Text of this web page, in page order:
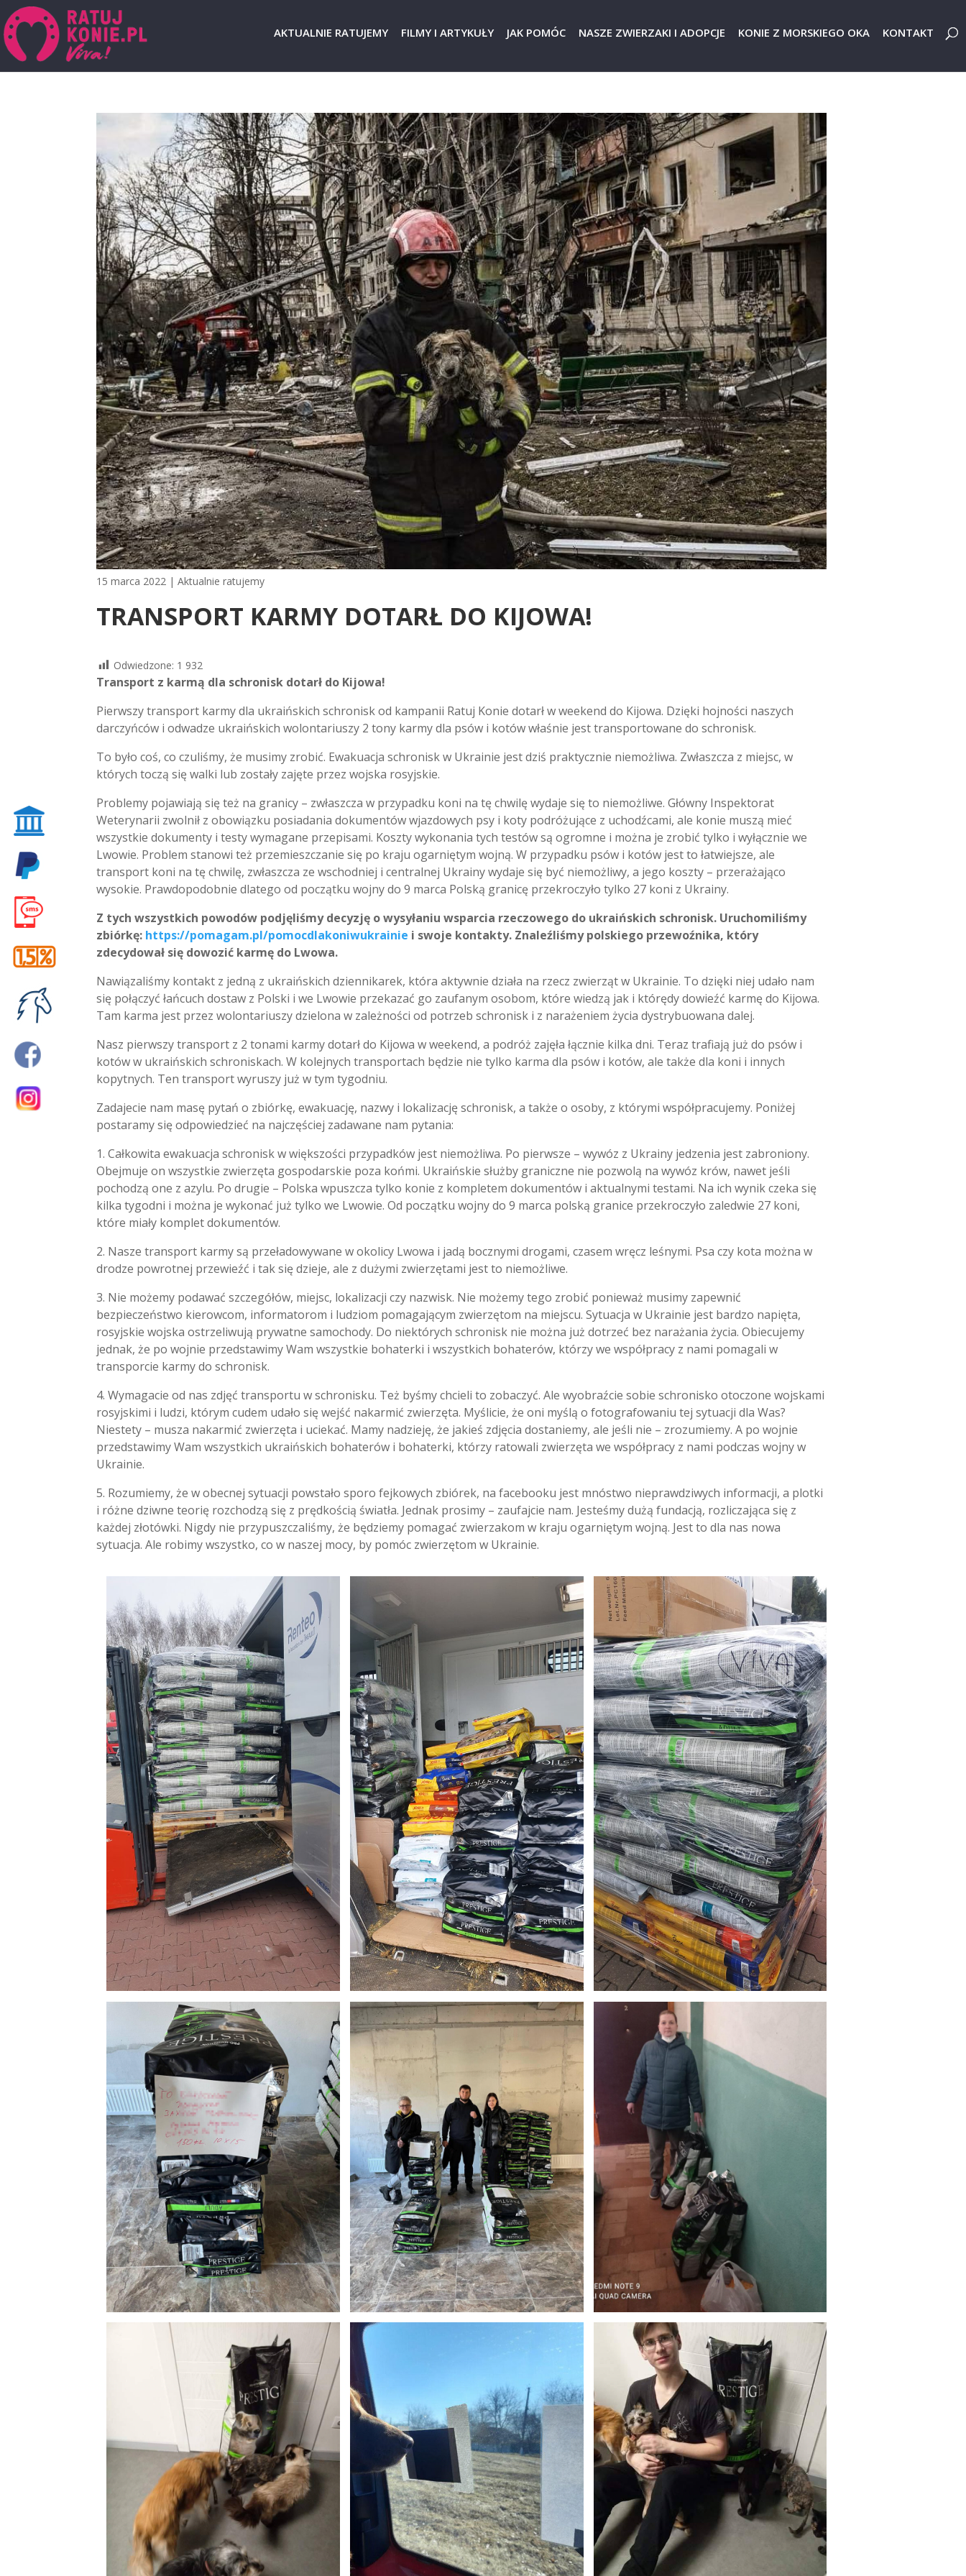
AKTUALNIE RATUJEMY FILMY I ARTYKUŁY JAK POMÓC NASZE ZWIERZAKI I ADOPCJE KONIE Z MORSKIEGO OKA KONTAKT
15 marca 2022 |Aktualnie ratujemy
TRANSPORT KARMY DOTARŁ DO KIJOWA!
Odwiedzone: 1 932
Transport z karmą dla schronisk dotarł do Kijowa!
Pierwszy transport karmy dla ukraińskich schronisk od kampanii Ratuj Konie dotarł w weekend do Kijowa. Dzięki hojności naszych
darczyńców i odwadze ukraińskich wolontariuszy 2 tony karmy dla psów i kotów właśnie jest transportowane do schronisk.
To było coś, co czuliśmy, że musimy zrobić. Ewakuacja schronisk w Ukrainie jest dziś praktycznie niemożliwa. Zwłaszcza z miejsc, w
których toczą się walki lub zostały zajęte przez wojska rosyjskie.
Problemy pojawiają się też na granicy – zwłaszcza w przypadku koni na tę chwilę wydaje się to niemożliwe. Główny Inspektorat
Weterynarii zwolnił z obowiązku posiadania dokumentów wjazdowych psy i koty podróżujące z uchodźcami, ale konie muszą mieć
wszystkie dokumenty i testy wymagane przepisami. Koszty wykonania tych testów są ogromne i można je zrobić tylko i wyłącznie we
Lwowie. Problem stanowi też przemieszczanie się po kraju ogarniętym wojną. W przypadku psów i kotów jest to łatwiejsze, ale
transport koni na tę chwilę, zwłaszcza ze wschodniej i centralnej Ukrainy wydaje się być niemożliwy, a jego koszty – przerażająco
wysokie. Prawdopodobnie dlatego od początku wojny do 9 marca Polską granicę przekroczyło tylko 27 koni z Ukrainy.
Z tych wszystkich powodów podjęliśmy decyzję o wysyłaniu wsparcia rzeczowego do ukraińskich schronisk. Uruchomiliśmy
zbiórkę: https://pomagam.pl/pomocdlakoniwukrainie i swoje kontakty. Znaleźliśmy polskiego przewoźnika, który
zdecydował się dowozić karmę do Lwowa.
Nawiązaliśmy kontakt z jedną z ukraińskich dziennikarek, która aktywnie działa na rzecz zwierząt w Ukrainie. To dzięki niej udało nam
się połączyć łańcuch dostaw z Polski i we Lwowie przekazać go zaufanym osobom, które wiedzą jak i którędy dowieźć karmę do Kijowa.
Tam karma jest przez wolontariuszy dzielona w zależności od potrzeb schronisk i z narażeniem życia dystrybuowana dalej.
Nasz pierwszy transport z 2 tonami karmy dotarł do Kijowa w weekend, a podróż zajęła łącznie kilka dni. Teraz trafiają już do psów i
kotów w ukraińskich schroniskach. W kolejnych transportach będzie nie tylko karma dla psów i kotów, ale także dla koni i innych
kopytnych. Ten transport wyruszy już w tym tygodniu.
Zadajecie nam masę pytań o zbiórkę, ewakuację, nazwy i lokalizację schronisk, a także o osoby, z którymi współpracujemy. Poniżej
postaramy się odpowiedzieć na najczęściej zadawane nam pytania:
1. Całkowita ewakuacja schronisk w większości przypadków jest niemożliwa. Po pierwsze – wywóz z Ukrainy jedzenia jest zabroniony.
Obejmuje on wszystkie zwierzęta gospodarskie poza końmi. Ukraińskie służby graniczne nie pozwolą na wywóz krów, nawet jeśli
pochodzą one z azylu. Po drugie – Polska wpuszcza tylko konie z kompletem dokumentów i aktualnymi testami. Na ich wynik czeka się
kilka tygodni i można je wykonać już tylko we Lwowie. Od początku wojny do 9 marca polską granice przekroczyło zaledwie 27 koni,
które miały komplet dokumentów.
2. Nasze transport karmy są przeładowywane w okolicy Lwowa i jadą bocznymi drogami, czasem wręcz leśnymi. Psa czy kota można w
drodze powrotnej przewieźć i tak się dzieje, ale z dużymi zwierzętami jest to niemożliwe.
3. Nie możemy podawać szczegółów, miejsc, lokalizacji czy nazwisk. Nie możemy tego zrobić ponieważ musimy zapewnić
bezpieczeństwo kierowcom, informatorom i ludziom pomagającym zwierzętom na miejscu. Sytuacja w Ukrainie jest bardzo napięta,
rosyjskie wojska ostrzeliwują prywatne samochody. Do niektórych schronisk nie można już dotrzeć bez narażania życia. Obiecujemy
jednak, że po wojnie przedstawimy Wam wszystkie bohaterki i wszystkich bohaterów, którzy we współpracy z nami pomagali w
transporcie karmy do schronisk.
4. Wymagacie od nas zdjęć transportu w schronisku. Też byśmy chcieli to zobaczyć. Ale wyobraźcie sobie schronisko otoczone wojskami
rosyjskimi i ludzi, którym cudem udało się wejść nakarmić zwierzęta. Myślicie, że oni myślą o fotografowaniu tej sytuacji dla Was?
Niestety – musza nakarmić zwierzęta i uciekać. Mamy nadzieję, że jakieś zdjęcia dostaniemy, ale jeśli nie – zrozumiemy. A po wojnie
przedstawimy Wam wszystkich ukraińskich bohaterów i bohaterki, którzy ratowali zwierzęta we współpracy z nami podczas wojny w
Ukrainie.
5. Rozumiemy, że w obecnej sytuacji powstało sporo fejkowych zbiórek, na facebooku jest mnóstwo nieprawdziwych informacji, a plotki
i różne dziwne teorię rozchodzą się z prędkością światła. Jednak prosimy – zaufajcie nam. Jesteśmy dużą fundacją, rozliczająca się z
każdej złotówki. Nigdy nie przypuszczaliśmy, że będziemy pomagać zwierzakom w kraju ogarniętym wojną. Jest to dla nas nowa
sytuacja. Ale robimy wszystko, co w naszej mocy, by pomóc zwierzętom w Ukrainie.